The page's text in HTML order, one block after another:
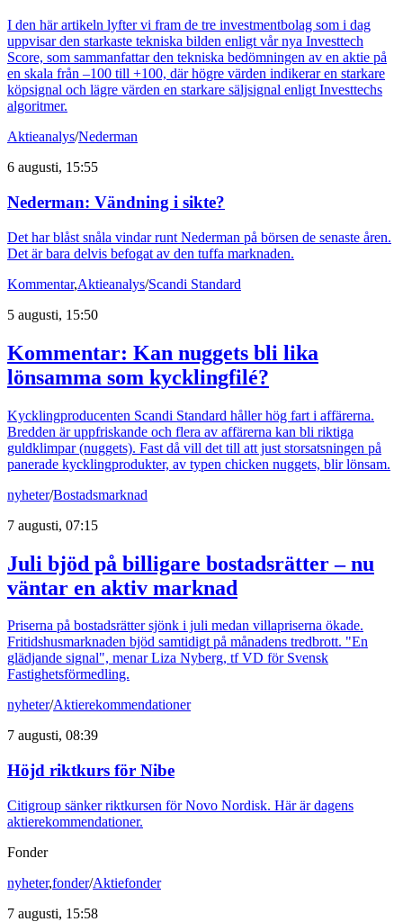
I den här artikeln lyfter vi fram de tre investmentbolag som i dag
uppvisar den starkaste tekniska bilden enligt vår nya Investtech
Score, som sammanfattar den tekniska bedömningen av en aktie på
en skala från –100 till +100, där högre värden indikerar en starkare
köpsignal och lägre värden en starkare säljsignal enligt Investtechs
algoritmer.
Aktieanalys/Nederman
6 augusti, 15:55
Nederman: Vändning i sikte?
Det har blåst snåla vindar runt Nederman på börsen de senaste åren.
Det är bara delvis befogat av den tuffa marknaden.
Kommentar,Aktieanalys/Scandi Standard
5 augusti, 15:50
Kommentar: Kan nuggets bli lika
lönsamma som kycklingfilé?
Kycklingproducenten Scandi Standard håller hög fart i affärerna.
Bredden är uppfriskande och flera av affärerna kan bli riktiga
guldklimpar (nuggets). Fast då vill det till att just storsatsningen på
panerade kycklingprodukter, av typen chicken nuggets, blir lönsam.
nyheter/Bostadsmarknad
7 augusti, 07:15
Juli bjöd på billigare bostadsrätter – nu
väntar en aktiv marknad
Priserna på bostadsrätter sjönk i juli medan villapriserna ökade.
Fritidshusmarknaden bjöd samtidigt på månadens tredbrott. "En
glädjande signal", menar Liza Nyberg, tf VD för Svensk
Fastighetsförmedling.
nyheter/Aktierekommendationer
7 augusti, 08:39
Höjd riktkurs för Nibe
Citigroup sänker riktkursen för Novo Nordisk. Här är dagens
aktierekommendationer.
Fonder
nyheter,fonder/Aktiefonder
7 augusti, 15:58